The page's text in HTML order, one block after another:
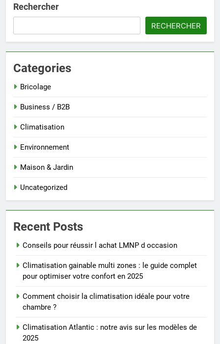
Rechercher
RECHERCHER
Categories
Bricolage
Business / B2B
Climatisation
Environnement
Maison & Jardin
Uncategorized
Recent Posts
Conseils pour réussir l achat LMNP d occasion
Climatisation gainable multi zones : le guide complet
pour optimiser votre confort en 2025
Comment choisir la climatisation idéale pour votre
chambre ?
Climatisation Atlantic : notre avis sur les modèles de
2025